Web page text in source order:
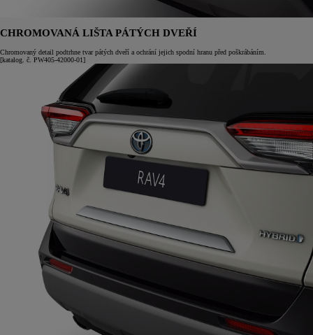
CHROMOVANÁ LIŠTA PÁTÝCH DVEŘÍ
Chromovaný detail podtrhne tvar pátých dveří a ochrání jejich spodní hranu před poškrábáním.
[katalog. č. PW405-42000-01]